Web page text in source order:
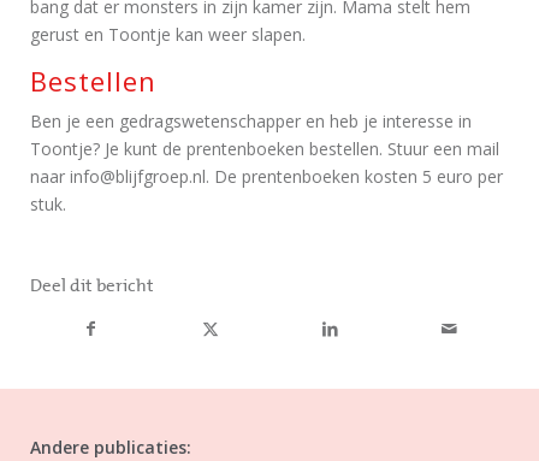
bang dat er monsters in zijn kamer zijn. Mama stelt hem
gerust en Toontje kan weer slapen.
Bestellen
Ben je een gedragswetenschapper en heb je interesse in
Toontje? Je kunt de prentenboeken bestellen. Stuur een mail
naar info@blijfgroep.nl. De prentenboeken kosten 5 euro per
stuk.
Deel dit bericht
Andere publicaties: